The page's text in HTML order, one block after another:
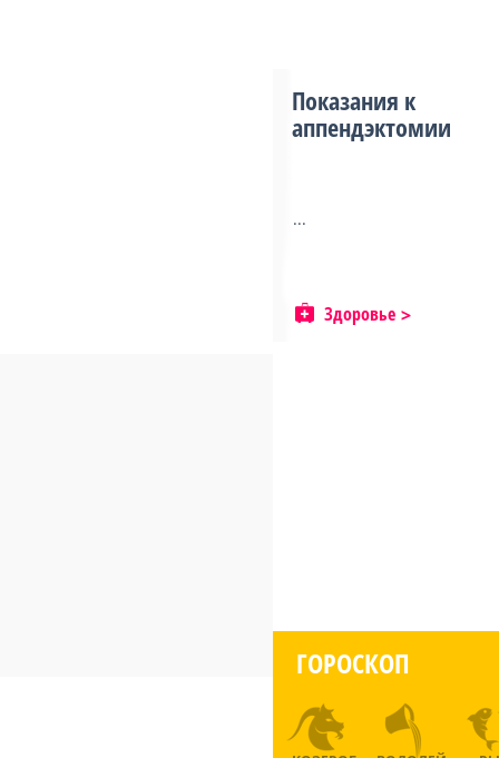
Показания к
аппендэктомии
...
Здоровье
ГОРОСКОП